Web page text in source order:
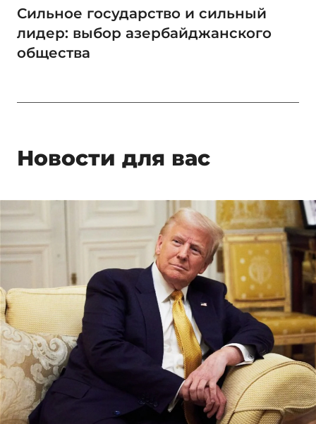
Сильное государство и сильный
лидер: выбор азербайджанского
общества
Новости для вас